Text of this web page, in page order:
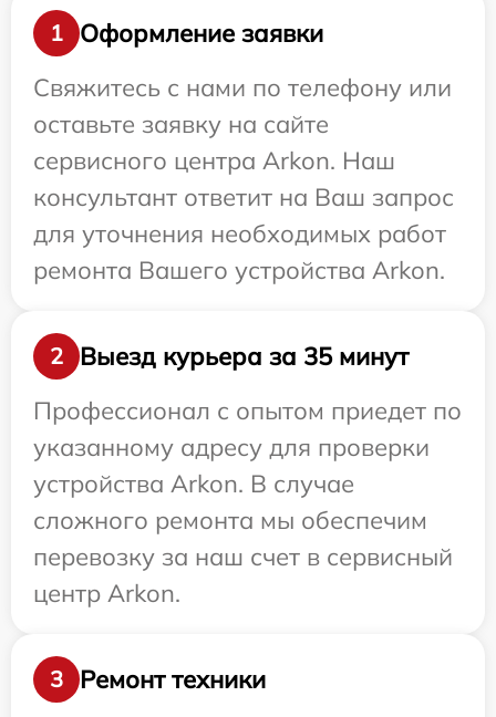
1
Оформление заявки
Свяжитесь с нами по телефону или
оставьте заявку на сайте
сервисного центра Arkon. Наш
консультант ответит на Ваш запрос
для уточнения необходимых работ
ремонта Вашего устройства Arkon.
2
Выезд курьера за 35 минут
Профессионал с опытом приедет по
указанному адресу для проверки
устройства Arkon. В случае
сложного ремонта мы обеспечим
перевозку за наш счет в сервисный
центр Arkon.
3
Ремонт техники